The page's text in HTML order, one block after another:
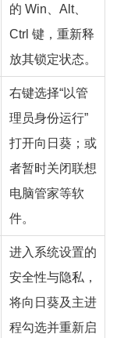
的 Win、Alt、
Ctrl 键，重新释
放其锁定状态。
右键选择“以管
理员身份运行”
打开向日葵；或
者暂时关闭联想
电脑管家等软
件。
进入系统设置的
安全性与隐私，
将向日葵及主进
程勾选并重新启